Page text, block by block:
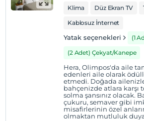
Klima Düz Ekran TV
Kablosuz İnternet
Yatak seçenekleri
(1
(2 Adet) Çekyat/Kanepe
Hera, Olimpos'da aile
edenleri aile olarak
etmedi. Doğada
bahçenizde atlara karşı
solma şansınız olacak.
çukuru, semaver gibi
misafirlerinin özel
olmaktan mutluluk